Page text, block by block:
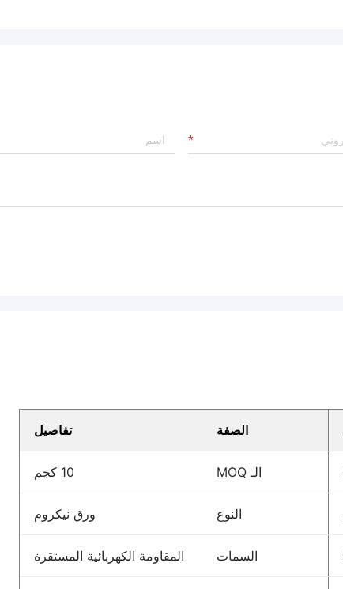
الصفة تفاصيل
الـ MOQ 10 كجم
النوع ورق نيكروم
السمات المقاومة الكهربائية المستقرة